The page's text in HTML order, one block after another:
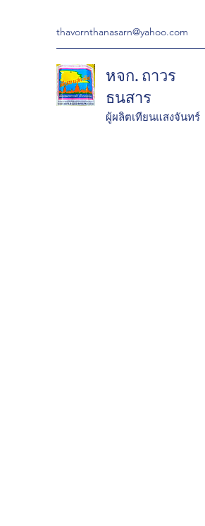
thavornthanasarn@yahoo.com
หจก. ถาวร
ธนสาร
ผู้ผลิตเทียนแสงจันทร์